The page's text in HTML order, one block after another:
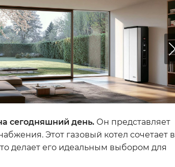
сегодняшний день. Он представляет
Этот газовый котел сочетает в
делает его идеальным выбором для